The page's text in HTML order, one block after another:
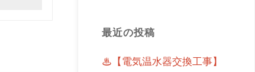
最近の投稿
♨【電気温水器交換工事】